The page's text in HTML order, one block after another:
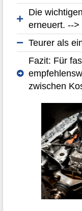
Die
erneuert. -->
Teurer als
Fazit: Für
zwischen